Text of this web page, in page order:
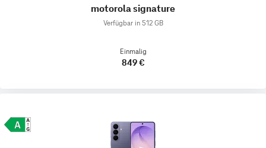
motorola signature
Verfügbar in 512 GB
Einmalig
849 €